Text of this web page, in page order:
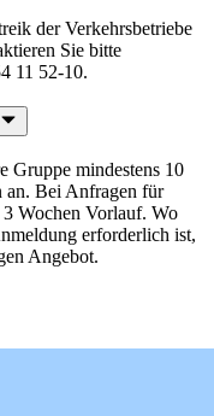
der Verkehrsbetriebe
Sie bitte
11 52-10.
Gruppe mindestens 10
an. Bei Anfragen für
3 Wochen Vorlauf. Wo
erforderlich ist,
Angebot.